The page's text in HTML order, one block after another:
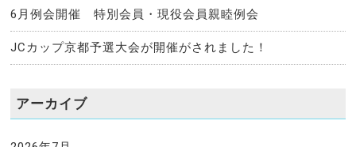
6月例会開催 特別会員・現役会員親睦例会
JCカップ京都予選大会が開催がされました！
アーカイブ